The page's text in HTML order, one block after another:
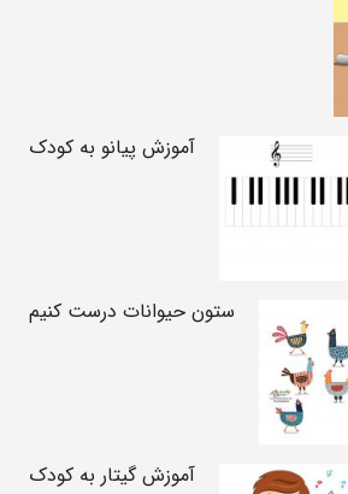
آموزش پیانو به کودک
ستون حیوانات درست کنیم
آموزش گیتار به کودک